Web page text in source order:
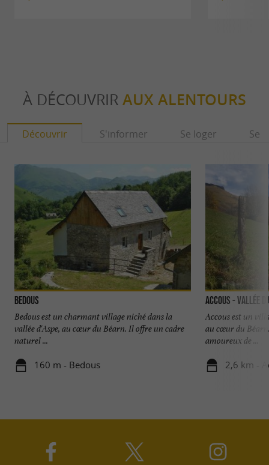
À DÉCOUVRIR AUX ALENTOURS
Découvrir S'informer Se loger Se
Bedous
Bedous est un charmant village niché dans la
vallée d'Aspe, au cœur du Béarn. Il offre un cadre
naturel ...
160 m - Bedous
Accous - Vallée
Accous est un
au cœur du
amoureux de ...
2,6 km -